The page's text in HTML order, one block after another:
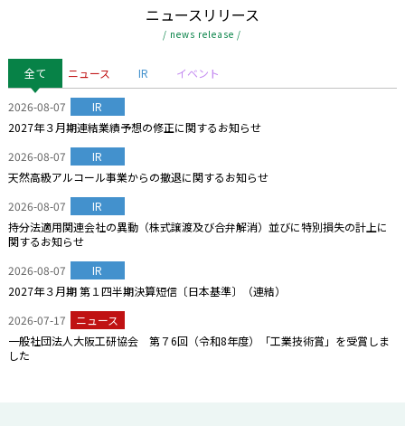
ニュースリリース
/ news release /
全て ニュース IR イベント
2026-08-07
IR
2027年３月期連結業績予想の修正に関するお知らせ
2026-08-07
IR
天然高級アルコール事業からの撤退に関するお知らせ
2026-08-07
IR
持分法適用関連会社の異動（株式譲渡及び合弁解消）並びに特別損失の計上に
関するお知らせ
2026-08-07
IR
2027年３月期 第１四半期決算短信〔日本基準〕（連結）
2026-07-17
ニュース
一般社団法人大阪工研協会 第７6回（令和8年度）「工業技術賞」を受賞しま
した